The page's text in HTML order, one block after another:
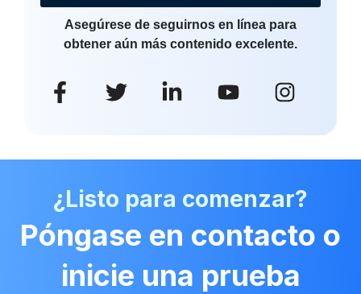
Asegúrese de seguirnos en línea para
obtener aún más contenido excelente.
¿Listo para comenzar?
Póngase en contacto o
inicie una prueba